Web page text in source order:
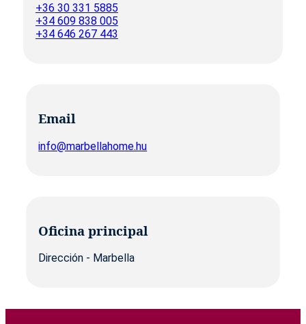
+36 30 331 5885
+34 609 838 005
+34 646 267 443
Email
info@marbellahome.hu
Oficina principal
Dirección - Marbella